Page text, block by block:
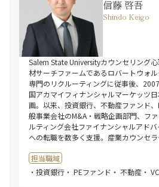
信藤 啓吾
Shindo Keigo
Salem State Universityカウンセリング
材サーチファームであるロバートウォ
専門のリクルーティングに従事後、
国アカマイフィナンシャルマーケッツ
画。以来、投資銀行、不動産ファンド
般事業会社のM&A・戦略企画部門、フ
ルティング会社ファイナンシャルアド
への転職を数多く支援。産業カウンセラ
担当職域
・投資銀行 ・ PEファンド ・ 不動産 ・ VC